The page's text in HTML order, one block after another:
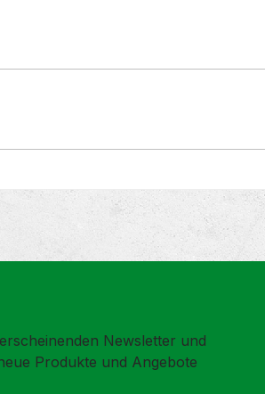
Newsletter und
Produkte und Angebote